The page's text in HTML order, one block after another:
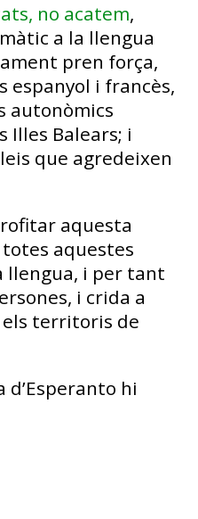
no acatem,
a la llengua
pren força,
espanyol i francès,
autonòmics
Illes Balears; i
que agredeixen
aquesta
aquestes
llengua, i per tant
i crida a
territoris de
d’Esperanto hi